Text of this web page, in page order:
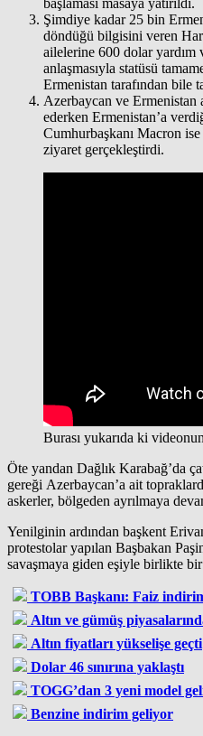
Şimdiye kadar 25 bin
döndüğü bilgisini veren
ailelerine 600 dolar yardım
anlaşmasıyla statüsü
Ermenistan tarafından bile
Azerbaycan ve Ermenistan
ederken Ermenistan’a
Cumhurbaşkanı Macron
ziyaret gerçekleştirdi.
Burası yukarıda ki
Öte yandan Dağlık Karabağ’da
gereği Azerbaycan’a ait
askerler, bölgeden ayrılmaya
Yenilginin ardından başkent
protestolar yapılan Başbakan
savaşmaya giden eşiyle birlikte
TOBB Başkanı: Faiz
Altın ve gümüş
Altın fiyatları yükselişe geçti
Dolar 46 sınırına yaklaştı
TOGG’dan 3 yeni model
Benzine indirim geliyor